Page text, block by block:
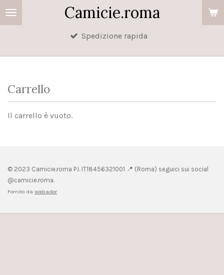
Vai
al
Camicie.roma
Spedizione rapida
Carrello
Il carrello è vuoto.
© 2023 Camicie.roma P.I. IT18456321001 📍 (Roma) seguici sui social
@camicie.roma.
Fornito da Webador